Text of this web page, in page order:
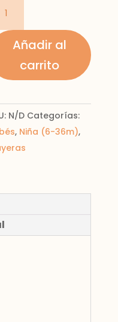
Añadir al
carrito
N/D Categorías:
, Niña (6-36m),